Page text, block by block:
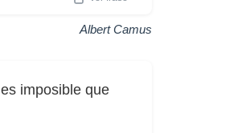
Albert Camus
imposible que